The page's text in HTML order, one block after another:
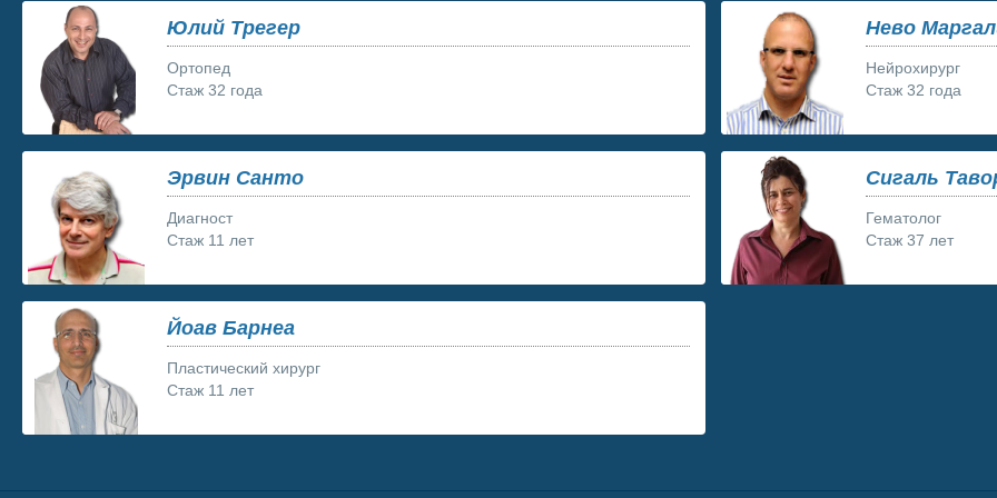
Юлий Трегер
Ортопед
Стаж 32 года
Нево
Нейрохирург
Стаж 32 года
Эрвин Санто
Диагност
Стаж 11 лет
Сигаль
Гематолог
Стаж 37 лет
Йоав Барнеа
Пластический хирург
Стаж 11 лет